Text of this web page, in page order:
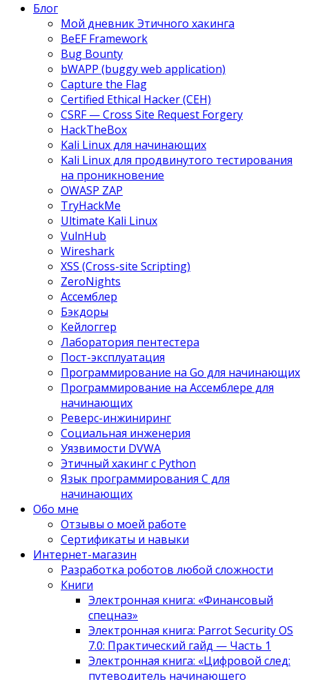
Блог
Мой дневник Этичного хакинга
BeEF Framework
Bug Bounty
bWAPP (buggy web application)
Capture the Flag
Certified Ethical Hacker (CEH)
CSRF — Cross Site Request Forgery
HackTheBox
Kali Linux для начинающих
Kali Linux для продвинутого тестирования
на проникновение
OWASP ZAP
TryHackMe
Ultimate Kali Linux
VulnHub
Wireshark
XSS (Cross-site Scripting)
ZeroNights
Ассемблер
Бэкдоры
Кейлоггер
Лаборатория пентестера
Пост-эксплуатация
Программирование на Go для начинающих
Программирование на Ассемблере для
начинающих
Реверс-инжиниринг
Социальная инженерия
Уязвимости DVWA
Этичный хакинг с Python
Язык программирования С для
начинающих
Обо мне
Отзывы о моей работе
Сертификаты и навыки
Интернет-магазин
Разработка роботов любой сложности
Книги
Электронная книга: «Финансовый
спецназ»
Электронная книга: Parrot Security OS
7.0: Практический гайд — Часть 1
Электронная книга: «Цифровой след:
путеводитель начинающего